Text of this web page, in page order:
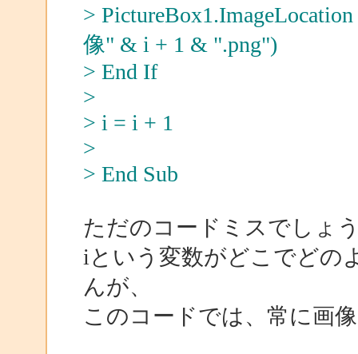
>
像" & i + 1 & ".png")
> End If
>
> i = i + 1
>
> End Sub
ただのコードミスでしょ
iという変数がどこでどの
んが、
このコードでは、常に画